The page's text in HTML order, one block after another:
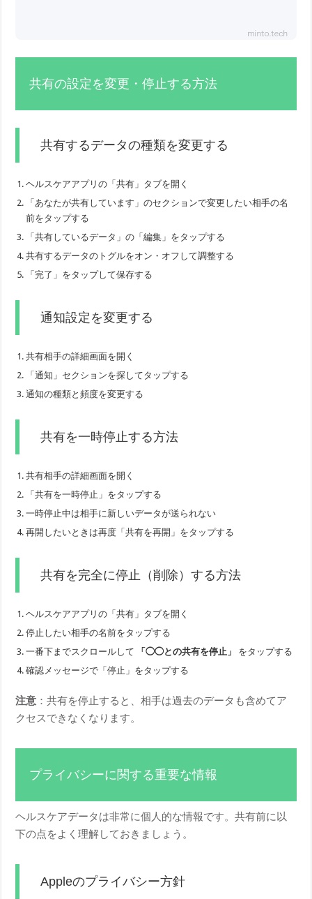
共有の設定を変更・停止する方法
共有するデータの種類を変更する
ヘルスケアアプリの「共有」タブを開く
「あなたが共有しています」のセクションで変更したい相手の名
前をタップする
「共有しているデータ」の「編集」をタップする
共有するデータのトグルをオン・オフして調整する
「完了」をタップして保存する
通知設定を変更する
共有相手の詳細画面を開く
「通知」セクションを探してタップする
通知の種類と頻度を変更する
共有を一時停止する方法
共有相手の詳細画面を開く
「共有を一時停止」をタップする
一時停止中は相手に新しいデータが送られない
再開したいときは再度「共有を再開」をタップする
共有を完全に停止（削除）する方法
ヘルスケアアプリの「共有」タブを開く
停止したい相手の名前をタップする
一番下までスクロールして
「◯◯との共有を停止」
をタップする
確認メッセージで「停止」をタップする
注意 ：共有を停止すると、相手は過去のデータも含めてア
クセスできなくなります。
プライバシーに関する重要な情報
ヘルスケアデータは非常に個人的な情報です。共有前に以
下の点をよく理解しておきましょう。
Appleのプライバシー方針